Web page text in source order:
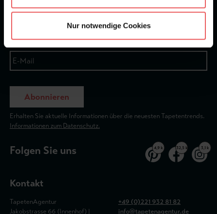
Nur notwendige Cookies
Newsletter
Abonnieren
Erhalten Sie aktuelle Informationen über die neuesten Tapetentrends.
Informationen zum Datenschutz.
Folgen Sie uns 4,9 k 32,5 k 3,1 k
Kontakt
TapetenAgentur
Jakobstrasse 66 (Innenhof) |
+49 (0)221 932 81 82
info@tapetenagentur.de